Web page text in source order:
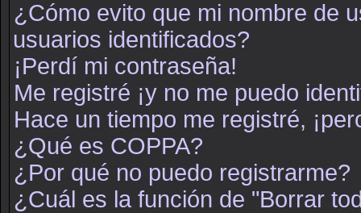
¿Cómo evito que mi nombre de
usuarios identificados?
¡Perdí mi contraseña!
Me registré ¡y no me puedo
Hace un tiempo me registré,
¿Qué es COPPA?
¿Por qué no puedo registrarme?
¿Cuál es la función de "Borrar